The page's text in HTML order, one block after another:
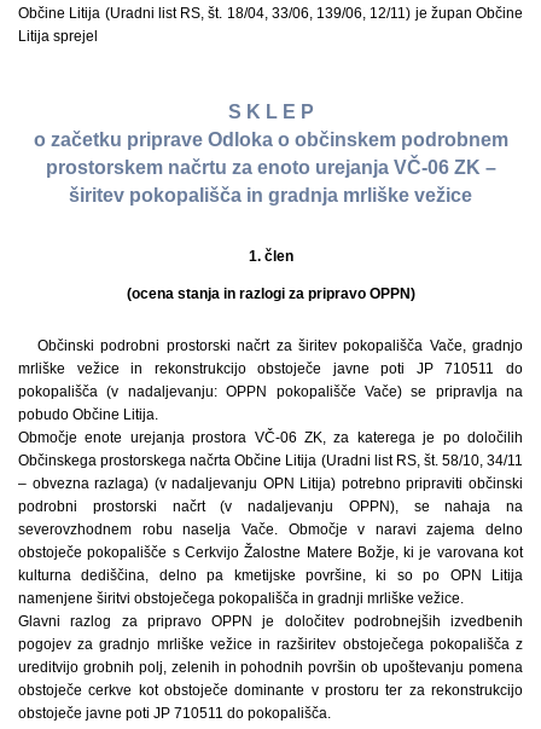
Občine Litija (Uradni list RS, št. 18/04, 33/06, 139/06, 12/11) je župan Občine
Litija sprejel
S K L E P
o začetku priprave Odloka o občinskem podrobnem
prostorskem načrtu za enoto urejanja VČ-06 ZK –
širitev pokopališča in gradnja mrliške vežice
1. člen
(ocena stanja in razlogi za pripravo OPPN)
Občinski podrobni prostorski načrt za širitev pokopališča Vače, gradnjo
mrliške vežice in rekonstrukcijo obstoječe javne poti JP 710511 do
pokopališča (v nadaljevanju: OPPN pokopališče Vače) se pripravlja na
pobudo Občine Litija.
Območje enote urejanja prostora VČ-06 ZK, za katerega je po določilih
Občinskega prostorskega načrta Občine Litija (Uradni list RS, št. 58/10, 34/11
– obvezna razlaga) (v nadaljevanju OPN Litija) potrebno pripraviti občinski
podrobni prostorski načrt (v nadaljevanju OPPN), se nahaja na
severovzhodnem robu naselja Vače. Območje v naravi zajema delno
obstoječe pokopališče s Cerkvijo Žalostne Matere Božje, ki je varovana kot
kulturna dediščina, delno pa kmetijske površine, ki so po OPN Litija
namenjene širitvi obstoječega pokopališča in gradnji mrliške vežice.
Glavni razlog za pripravo OPPN je določitev podrobnejših izvedbenih
pogojev za gradnjo mrliške vežice in razširitev obstoječega pokopališča z
ureditvijo grobnih polj, zelenih in pohodnih površin ob upoštevanju pomena
obstoječe cerkve kot obstoječe dominante v prostoru ter za rekonstrukcijo
obstoječe javne poti JP 710511 do pokopališča.